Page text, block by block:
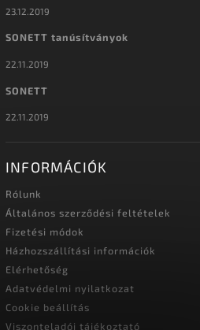
23.12.2019
SONETT tanúsítványok
22.11.2019
SONETT
22.11.2019
INFORMÁCIÓK
Rólunk
Általános szerződési feltételek
Fizetési módok
Házhozszállítási információk
Elérhetőség
Adatvédelmi nyilatkozat
Cookie beállítás
Viszonteladói tájékoztató